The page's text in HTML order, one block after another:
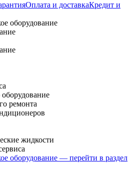
Оплата и доставкаКредит и
оборудование
ремонта
жидкости
оборудование — перейти в раздел